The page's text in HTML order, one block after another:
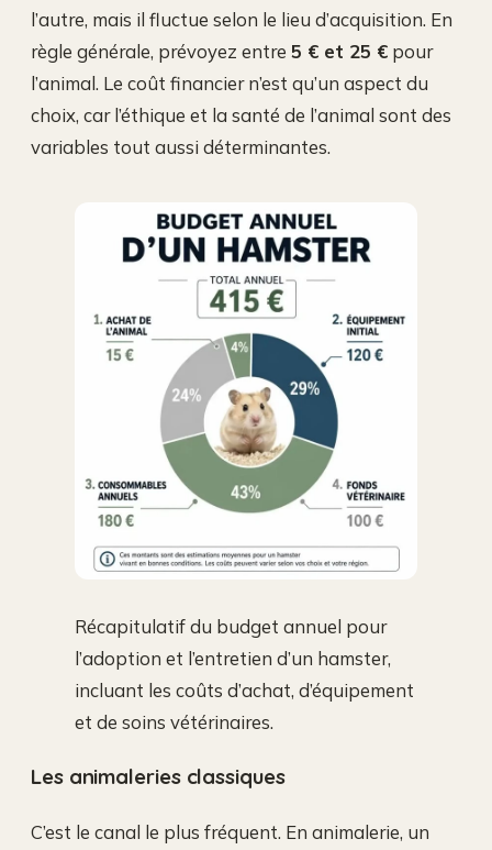
l’autre, mais il fluctue selon le lieu d’acquisition. En
règle générale, prévoyez entre 5 € et 25 € pour
l’animal. Le coût financier n’est qu’un aspect du
choix, car l’éthique et la santé de l’animal sont des
variables tout aussi déterminantes.
Récapitulatif du budget annuel pour
l’adoption et l’entretien d’un hamster,
incluant les coûts d’achat, d’équipement
et de soins vétérinaires.
Les animaleries classiques
C’est le canal le plus fréquent. En animalerie, un